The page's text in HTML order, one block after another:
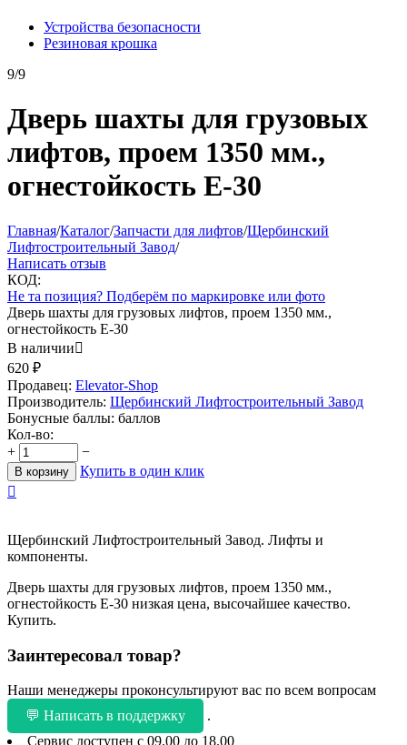
Устройства безопасности
Резиновая крошка
9/9
Дверь шахты для грузовых
лифтов, проем 1350 мм.,
огнестойкость Е-30
Главная/Каталог/Запчасти для лифтов/Щербинский
Лифтостроительный Завод/
Написать отзыв
КОД:
Не та позиция? Подберём по маркировке или фото
Дверь шахты для грузовых лифтов, проем 1350 мм.,
огнестойкость Е-30
В наличии
620 ₽
Продавец: Elevator-Shop
Производитель: Щербинский Лифтостроительный Завод
Бонусные баллы: баллов
Кол-во:
+
−
В корзину
Купить в один клик

Щербинский Лифтостроительный Завод. Лифты и
компоненты.
Дверь шахты для грузовых лифтов, проем 1350 мм.,
огнестойкость Е-30 низкая цена, высочайшее качество.
Купить.
Заинтересовал товар?
Наши менеджеры проконсультируют вас по всем вопросам
💬 Написать в поддержку
.
Сервис доступен с 09.00 до 18.00